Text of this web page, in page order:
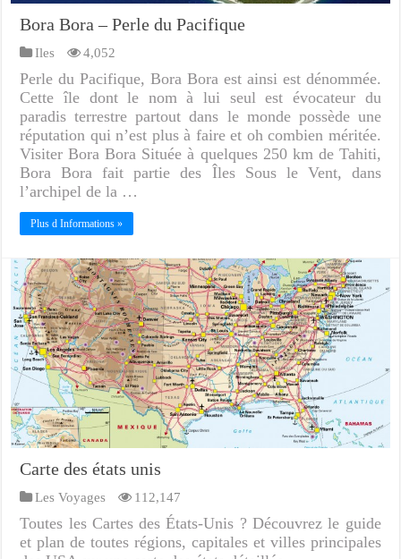
Bora Bora – Perle du Pacifique
Iles 4,052
Perle du Pacifique, Bora Bora est ainsi est dénommée.
Cette île dont le nom à lui seul est évocateur du
paradis terrestre partout dans le monde possède une
réputation qui n’est plus à faire et oh combien méritée.
Visiter Bora Bora Située à quelques 250 km de Tahiti,
Bora Bora fait partie des Îles Sous le Vent, dans
l’archipel de la …
Plus d Informations »
Carte des états unis
Les Voyages 112,147
Toutes les Cartes des États-Unis ? Découvrez le guide
et plan de toutes régions, capitales et villes principales